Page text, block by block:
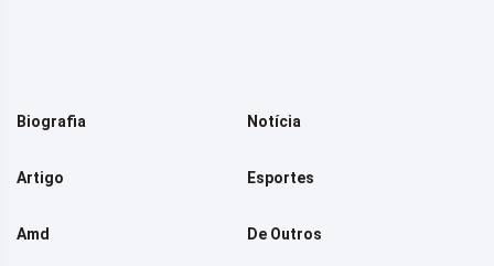
Biografia Notícia
Artigo Esportes
Amd De Outros